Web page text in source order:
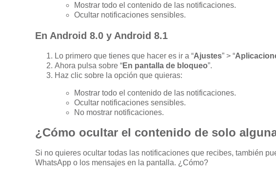
Mostrar todo el contenido de las notificaciones.
Ocultar notificaciones sensibles.
En Android 8.0 y Android 8.1
Lo primero que tienes que hacer es ir a “Ajustes” > “
Ahora pulsa sobre “En pantalla de bloqueo”.
Haz clic sobre la opción que quieras:
Mostrar todo el contenido de las notificaciones.
Ocultar notificaciones sensibles.
No mostrar notificaciones.
¿Cómo ocultar el contenido de solo
Si no quieres ocultar todas las notificaciones que recibes, también
WhatsApp o los mensajes en la pantalla. ¿Cómo?